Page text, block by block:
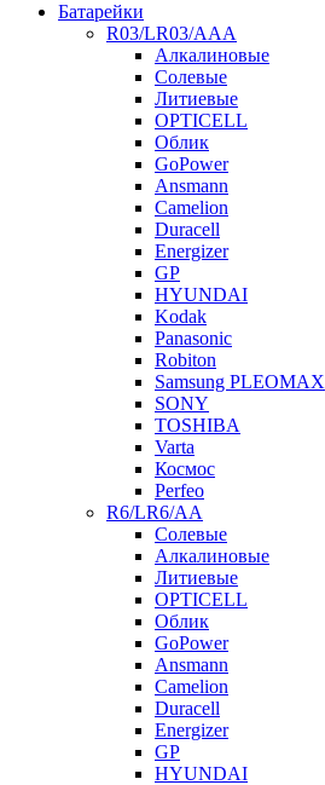
Батарейки
R03/LR03/AAA
Алкалиновые
Солевые
Литиевые
OPTICELL
Облик
GoPower
Ansmann
Camelion
Duracell
Energizer
GP
HYUNDAI
Kodak
Panasonic
Robiton
Samsung PLEOMAX
SONY
TOSHIBA
Varta
Космос
Perfeo
R6/LR6/AA
Солевые
Алкалиновые
Литиевые
OPTICELL
Облик
GoPower
Ansmann
Camelion
Duracell
Energizer
GP
HYUNDAI